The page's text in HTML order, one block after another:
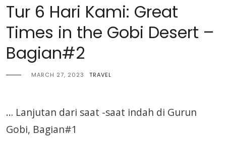
Tur 6 Hari Kami: Great
Times in the Gobi Desert –
Bagian#2
MARCH 27, 2023 TRAVEL
… Lanjutan dari saat -saat indah di Gurun
Gobi, Bagian#1